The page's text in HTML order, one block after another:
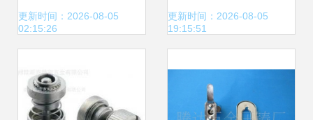
批发指南 五金工具
更新时间：2026-08-05
02:15:26
屋定制、幕墙胶业
更新时间：2026-08-05
19:15:51